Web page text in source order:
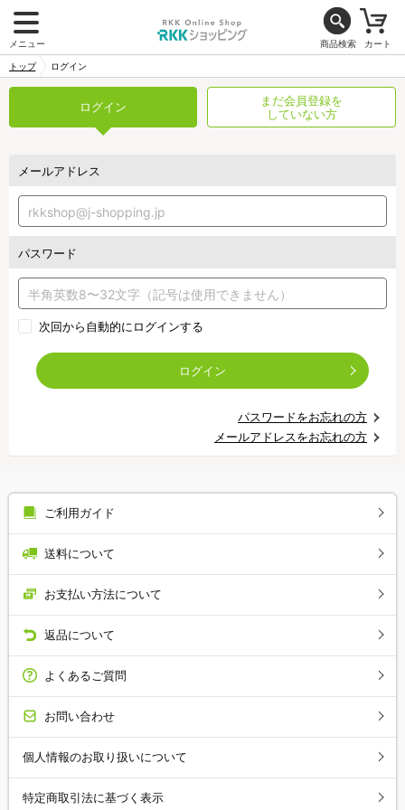
メニュー 商品検索 カート
トップ ログイン
ログイン
まだ会員登録を
していない方
メールアドレス
パスワード
次回から自動的にログインする
ログイン
パスワードをお忘れの方
メールアドレスをお忘れの方
ご利用ガイド
送料について
お支払い方法について
返品について
よくあるご質問
お問い合わせ
個人情報のお取り扱いについて
特定商取引法に基づく表示